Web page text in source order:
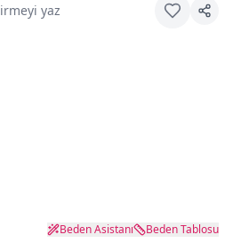
yaz
Beden Asistanı Beden Tablosu